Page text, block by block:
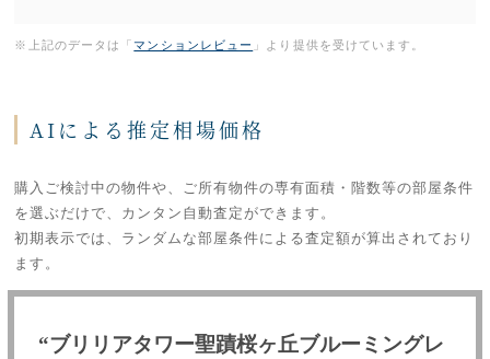
※上記のデータは「マンションレビュー 」より提供を受けています。
AIによる推定相場価格
購入ご検討中の物件や、ご所有物件の専有面積・階数等の部屋条件
を選ぶだけで、カンタン自動査定ができます。
初期表示では、ランダムな部屋条件による査定額が算出されており
ます。
“ブリリアタワー聖蹟桜ヶ丘ブルーミングレ